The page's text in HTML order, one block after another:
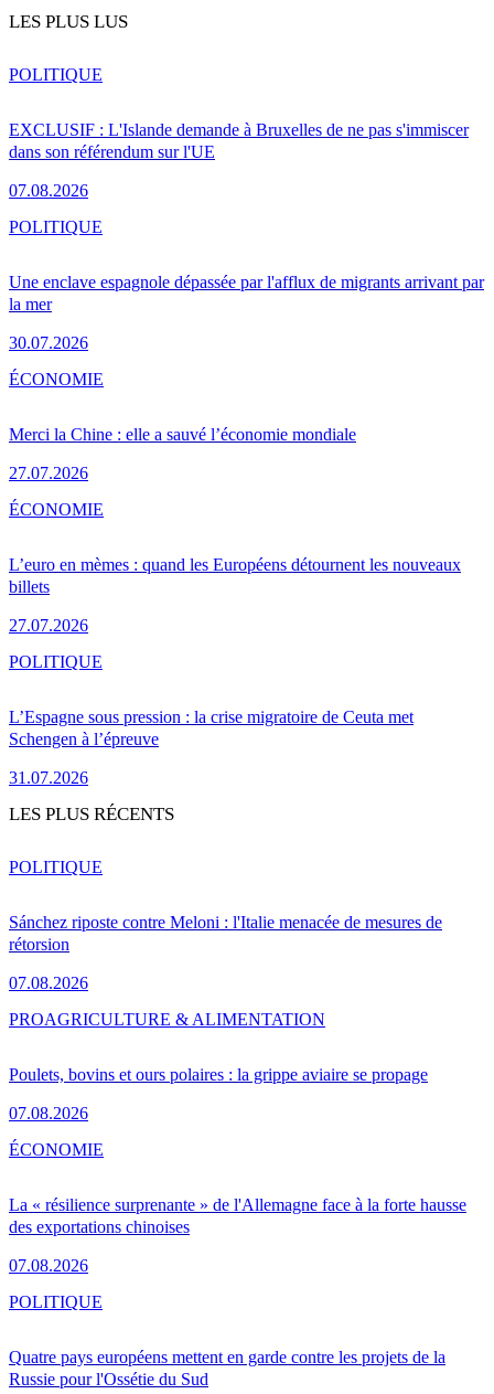
LES PLUS LUS
EXCLUSIF : L'Islande demande à Bruxelles de ne pas s'immiscer
dans son référendum sur l'UE
07.08.2026
POLITIQUE
Une enclave espagnole dépassée par l'afflux de migrants arrivant par
la mer
30.07.2026
POLITIQUE
Merci la Chine : elle a sauvé l’économie mondiale
27.07.2026
ÉCONOMIE
L’euro en mèmes : quand les Européens détournent les nouveaux
billets
27.07.2026
ÉCONOMIE
L’Espagne sous pression : la crise migratoire de Ceuta met
Schengen à l’épreuve
31.07.2026
POLITIQUE
LES PLUS RÉCENTS
Sánchez riposte contre Meloni : l'Italie menacée de mesures de
rétorsion
07.08.2026
POLITIQUE
Poulets, bovins et ours polaires : la grippe aviaire se propage
07.08.2026
PROAGRICULTURE & ALIMENTATION
La « résilience surprenante » de l'Allemagne face à la forte hausse
des exportations chinoises
07.08.2026
ÉCONOMIE
Quatre pays européens mettent en garde contre les projets de la
Russie pour l'Ossétie du Sud
POLITIQUE